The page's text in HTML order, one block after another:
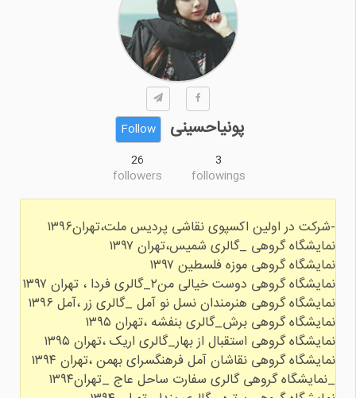
پونیاحسینی
Follow
3
followings
26
followers
نمایشگاه گروهی دوست خیالی من۲_گالری فردا ، تهران ۱۳۹۷
نمایشگاه گروهی هنرمندان نسل نو آمل _گالری زر ،آمل ۱۳۹۶